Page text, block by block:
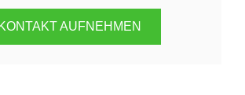
KONTAKT AUFNEHMEN